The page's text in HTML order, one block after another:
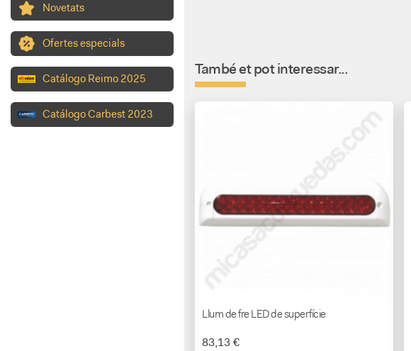
Novetats
Ofertes especials
Catálogo Reimo 2025
Catálogo Carbest 2023
També et pot interessar...
Llum de fre LED de superfície
83,13 €